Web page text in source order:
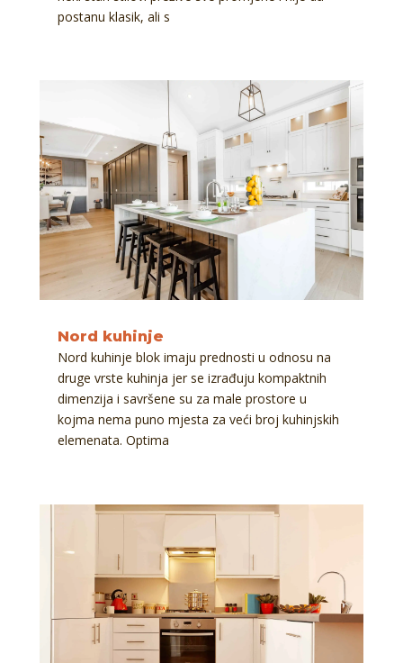
postanu klasik, ali s
Nord kuhinje
Nord kuhinje blok imaju prednosti u odnosu na
druge vrste kuhinja jer se izrađuju kompaktnih
dimenzija i savršene su za male prostore u
kojma nema puno mjesta za veći broj kuhinjskih
elemenata. Optima